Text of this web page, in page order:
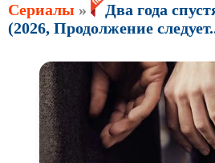
Сериалы »
Два года
(2026, Продолжение